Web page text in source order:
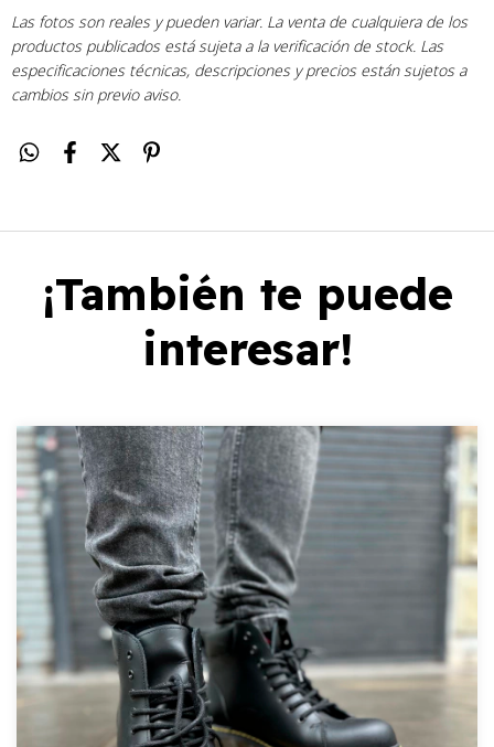
Las fotos son reales y pueden variar. La venta de cualquiera de los
productos publicados está sujeta a la verificación de stock. Las
especificaciones técnicas, descripciones y precios están sujetos a
cambios sin previo aviso.
¡También te puede
interesar!